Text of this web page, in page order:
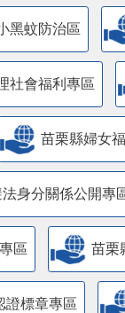
黑蚊防治區
社會福利專區
苗栗縣婦女
身分關係公開專
區 苗栗
證標章專區